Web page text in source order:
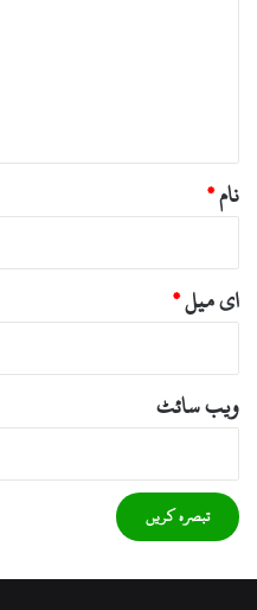
نام*
ای میل*
ویب‌ سائٹ